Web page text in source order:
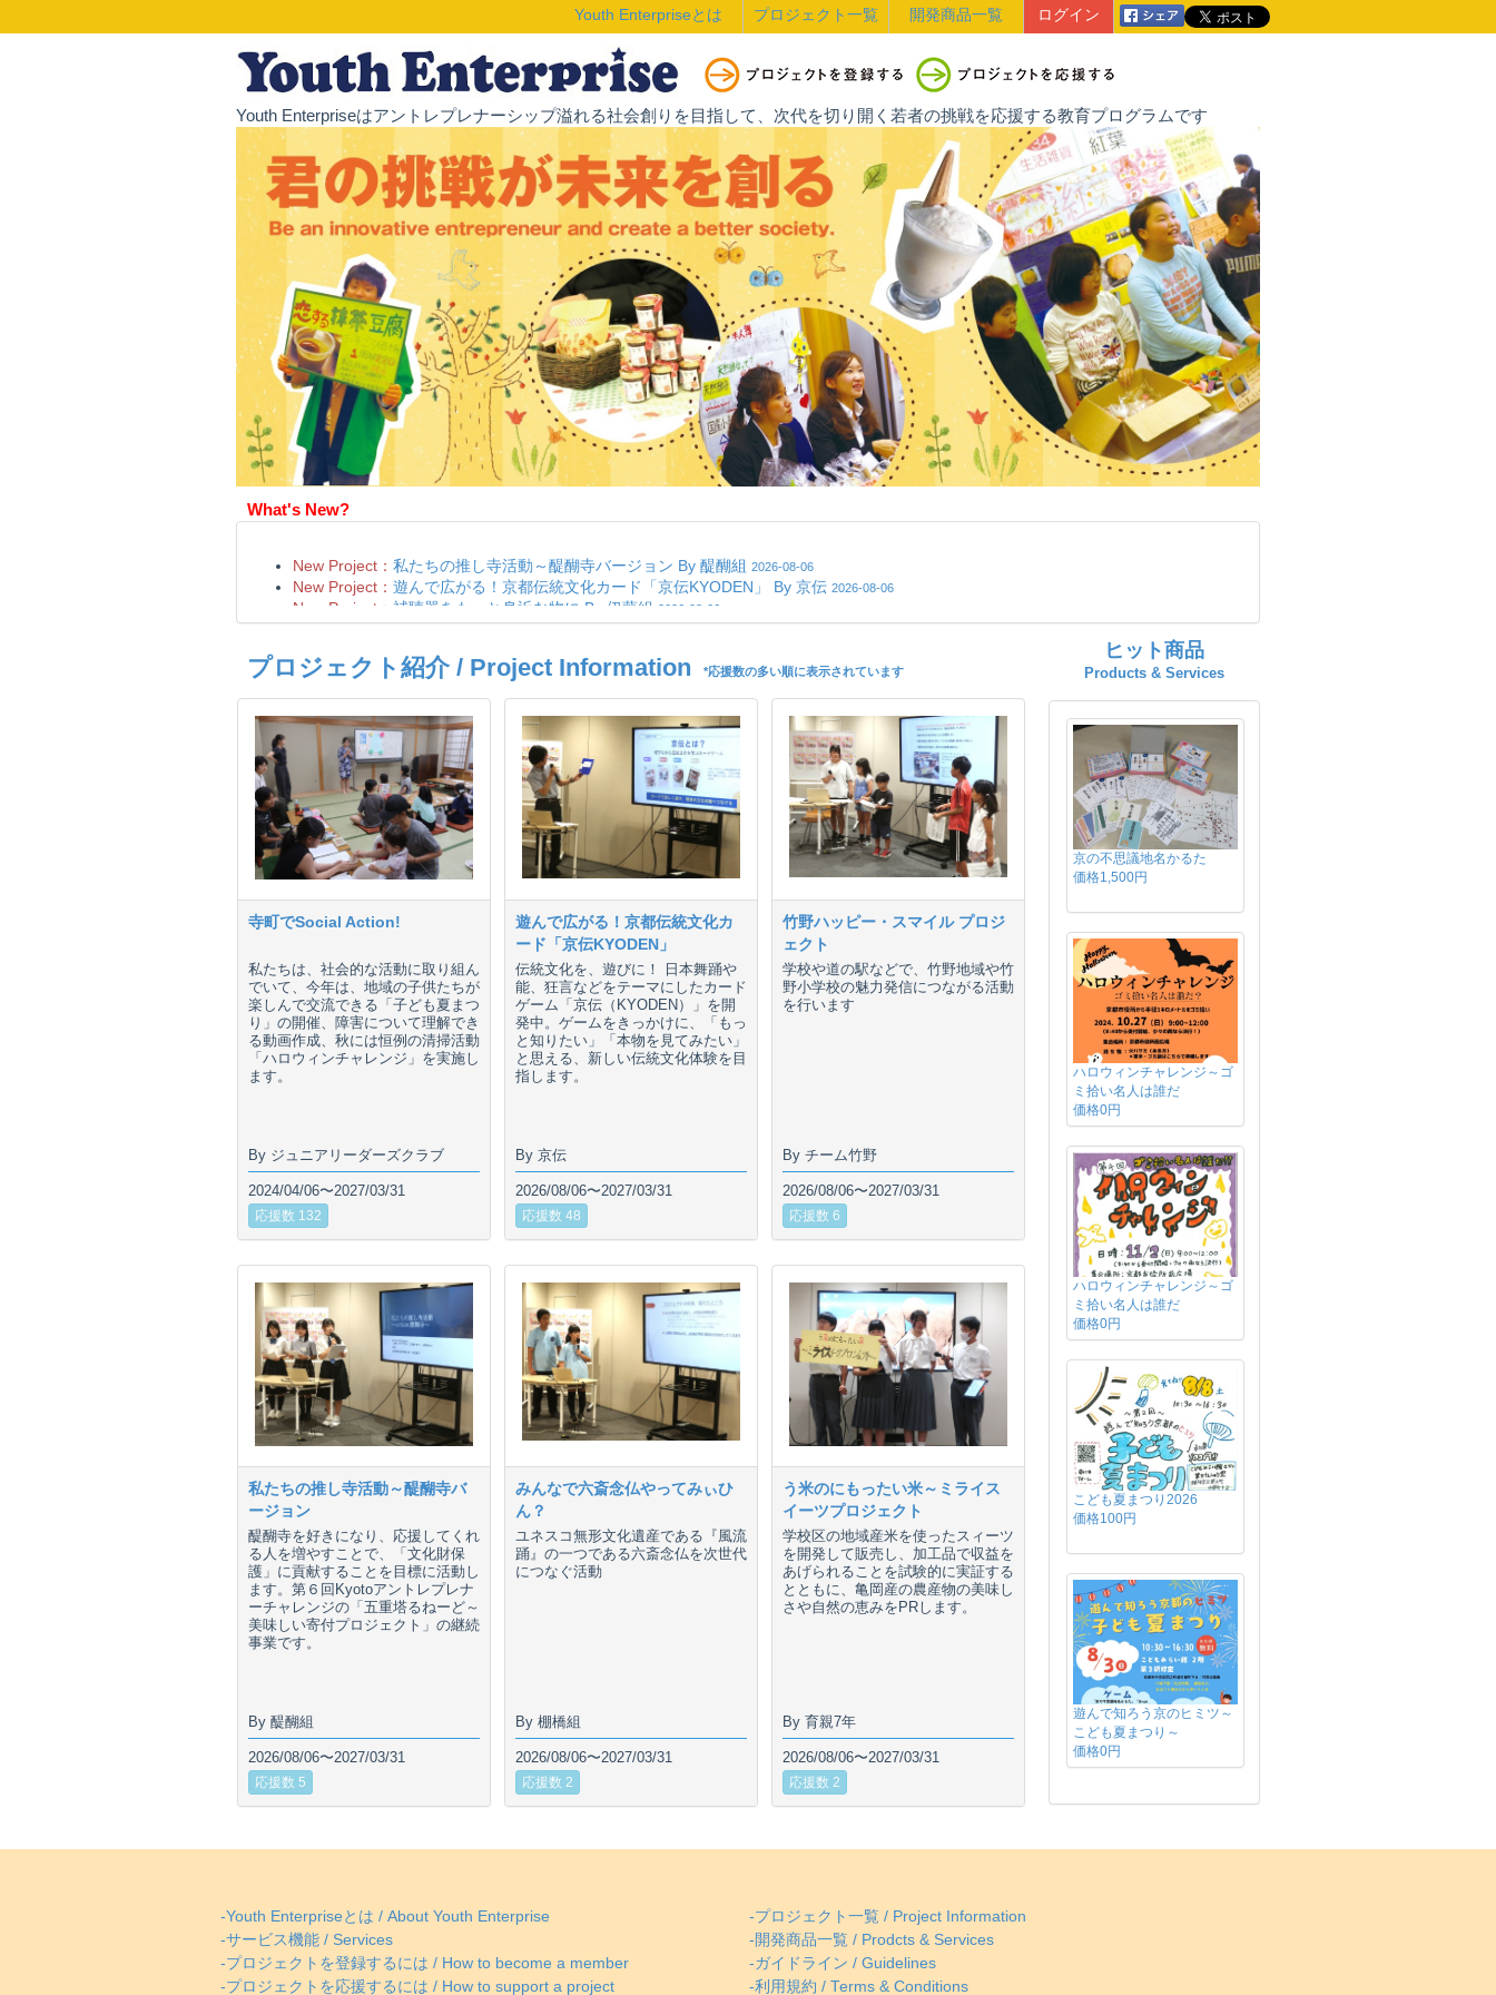
Youth Enterpriseとは プロジェクト一覧 開発商品一覧 ログイン
Youth Enterpriseはアントレプレナーシップ溢れる社会創りを目指して、次代を切り開く若者の挑戦を応援する教育プログラムです
What's New?
プロジェクト紹介 / Project Information *応援数の多い順に表示されています
寺町でSocial Action!
私たちは、社会的な活動に取り組ん
でいて、今年は、地域の子供たちが
楽しんで交流できる「子ども夏まつ
り」の開催、障害について理解でき
る動画作成、秋には恒例の清掃活動
「ハロウィンチャレンジ」を実施し
ます。
By ジュニアリーダーズクラブ
2024/04/06〜2027/03/31
応援数 132
遊んで広がる！京都伝統文化カ
ード「京伝KYODEN」
伝統文化を、遊びに！ 日本舞踊や
能、狂言などをテーマにしたカード
ゲーム「京伝（KYODEN）」を開
発中。ゲームをきっかけに、「もっ
と知りたい」「本物を見てみたい」
と思える、新しい伝統文化体験を目
指します。
By 京伝
2026/08/06〜2027/03/31
応援数 48
竹野ハッピー・スマイル プロジ
ェクト
学校や道の駅などで、竹野地域や竹
野小学校の魅力発信につながる活動
を行います
By チーム竹野
2026/08/06〜2027/03/31
応援数 6
私たちの推し寺活動～醍醐寺バ
ージョン
醍醐寺を好きになり、応援してくれ
る人を増やすことで、「文化財保
護」に貢献することを目標に活動し
ます。第６回Kyotoアントレプレナ
ーチャレンジの「五重塔るねーど～
美味しい寄付プロジェクト」の継続
事業です。
By 醍醐組
2026/08/06〜2027/03/31
応援数 5
みんなで六斎念仏やってみぃひ
ん？
ユネスコ無形文化遺産である『風流
踊』の一つである六斎念仏を次世代
につなぐ活動
By 棚橋組
2026/08/06〜2027/03/31
応援数 2
う米のにもったい米～ミライス
イーツプロジェクト
学校区の地域産米を使ったスィーツ
を開発して販売し、加工品で収益を
あげられることを試験的に実証する
とともに、亀岡産の農産物の美味し
さや自然の恵みをPRします。
By 育親7年
2026/08/06〜2027/03/31
応援数 2
ヒット商品
Products & Services
京の不思議地名かるた
価格1,500円
ハロウィンチャレンジ～ゴ
ミ拾い名人は誰だ
価格0円
ハロウィンチャレンジ～ゴ
ミ拾い名人は誰だ
価格0円
こども夏まつり2026
価格100円
遊んで知ろう京のヒミツ～
こども夏まつり～
価格0円
-Youth Enterpriseとは / About Youth Enterprise
-プロジェクト一覧 / Project Information
-サービス機能 / Services
-開発商品一覧 / Prodcts & Services
-プロジェクトを登録するには / How to become a member
-ガイドライン / Guidelines
-プロジェクトを応援するには / How to support a project
-利用規約 / Terms & Conditions